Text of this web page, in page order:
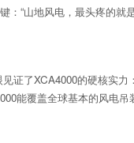
：“山地风电，最头疼的就
证了XCA4000的硬核实力
能覆盖全球基本的风电吊